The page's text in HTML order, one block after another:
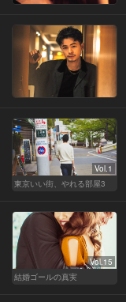
Vol.1
東京いい街、やれる部屋3
Vol.15
結婚ゴールの真実